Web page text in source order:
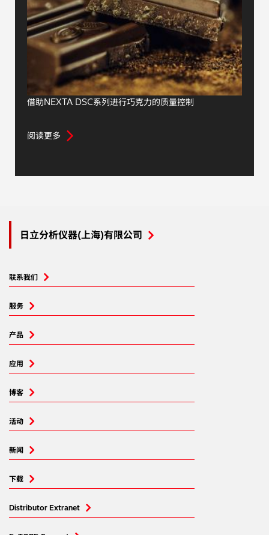
借助NEXTA DSC系列进行巧克力的质量控制
阅读更多
日立分析仪器(上海)有限公司
联系我们
服务
产品
应用
博客
活动
新闻
下载
Distributor Extranet